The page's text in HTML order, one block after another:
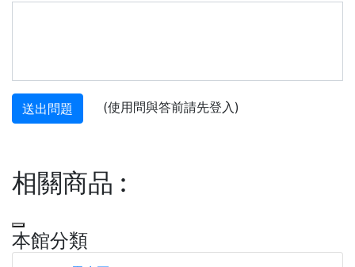
本館分類
送出問題 (使用問與答前請先登入)
相關商品 :